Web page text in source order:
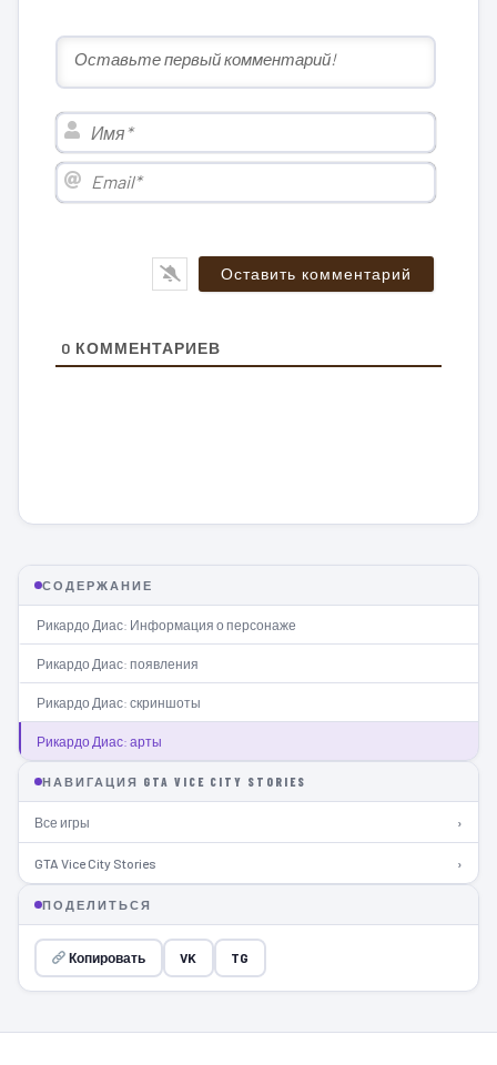
Имя*
Email*
0 КОММЕНТАРИЕВ
СОДЕРЖАНИЕ
Рикардо Диас: Информация о персонаже
Рикардо Диас: появления
Рикардо Диас: скриншоты
Рикардо Диас: арты
НАВИГАЦИЯ GTA VICE CITY STORIES
Все игры ›
GTA Vice City Stories ›
ПОДЕЛИТЬСЯ
Копировать VK TG